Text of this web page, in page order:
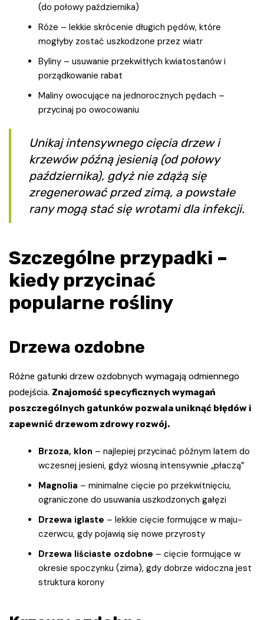
(do połowy października)
Róże – lekkie skrócenie długich pędów, które
mogłyby zostać uszkodzone przez wiatr
Byliny – usuwanie przekwitłych kwiatostanów i
porządkowanie rabat
Maliny owocujące na jednorocznych pędach –
przycinaj po owocowaniu
Unikaj intensywnego cięcia drzew i
krzewów późną jesienią (od połowy
października), gdyż nie zdążą się
zregenerować przed zimą, a powstałe
rany mogą stać się wrotami dla infekcji.
Szczególne przypadki –
kiedy przycinać
popularne rośliny
Drzewa ozdobne
Różne gatunki drzew ozdobnych wymagają odmiennego
podejścia. Znajomość specyficznych wymagań
poszczególnych gatunków pozwala uniknąć błędów i
zapewnić drzewom zdrowy rozwój.
Brzoza, klon – najlepiej przycinać późnym latem do
wczesnej jesieni, gdyż wiosną intensywnie „płaczą”
Magnolia – minimalne cięcie po przekwitnięciu,
ograniczone do usuwania uszkodzonych gałęzi
Drzewa iglaste – lekkie cięcie formujące w maju-
czerwcu, gdy pojawią się nowe przyrosty
Drzewa liściaste ozdobne – cięcie formujące w
okresie spoczynku (zima), gdy dobrze widoczna jest
struktura korony